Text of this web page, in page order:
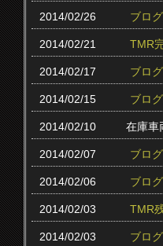
2014/02/26 ブロ
2014/02/21 TMR
2014/02/17 ブロ
2014/02/15 ブロ
2014/02/10 在庫車
2014/02/07 ブロ
2014/02/06 ブロ
2014/02/03 TMR
2014/02/03 ブロ